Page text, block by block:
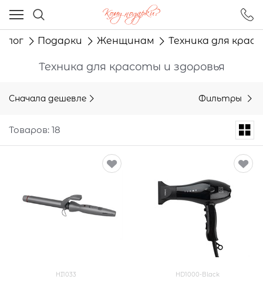
Подарки Женщинам Техника для
Техника для красоты и здоровья
Сначала дешевле Фильтры
Товаров: 18
HI1033 HD1000-Black
Ваш город - Москва,
угадали?
ДА НЕТ